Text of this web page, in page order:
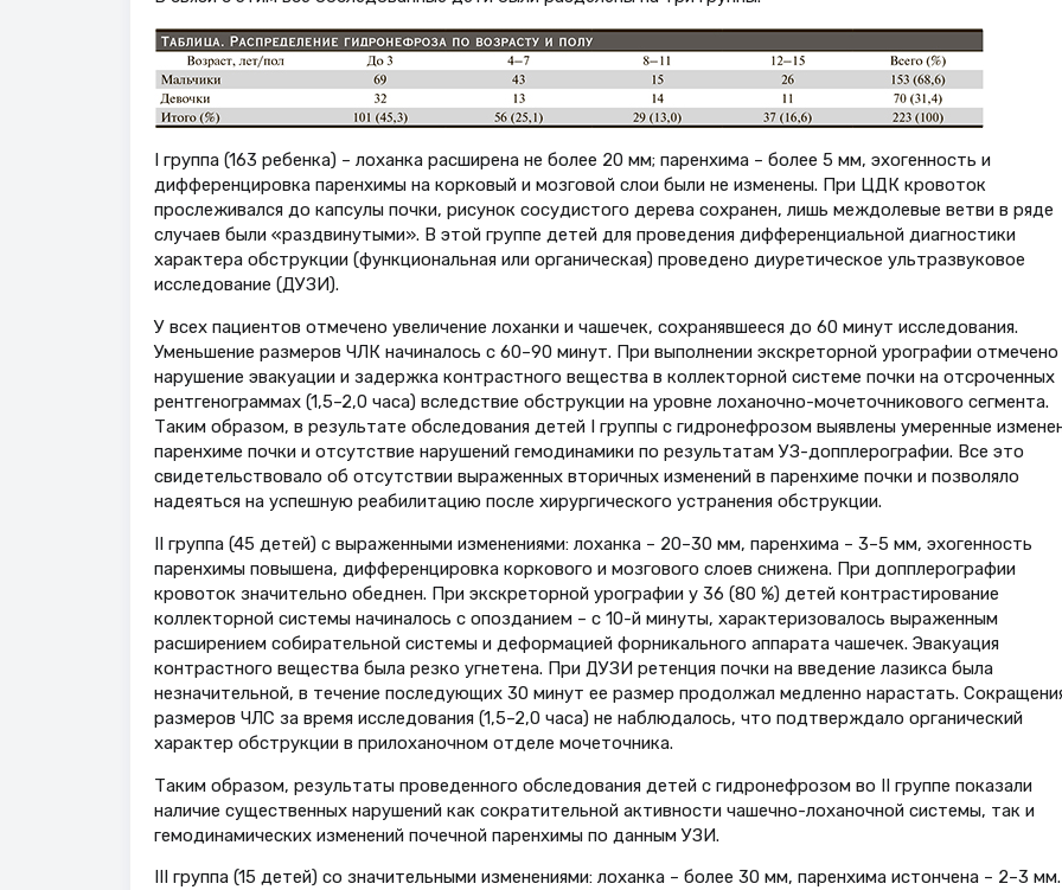
I группа (163 ребенка) – лоханка расширена не более 20 мм; паренхима – более 5 мм, эхогенность и
дифференцировка паренхимы на корковый и мозговой слои были не изменены. При ЦДК кровоток
прослеживался до капсулы почки, рисунок сосудистого дерева сохранен, лишь междолевые ветви в ряде
случаев были «раздвинутыми». В этой группе детей для проведения дифференциальной диагностики
характера обструкции (функциональная или органическая) проведено диуретическое ультразвуковое
исследование (ДУЗИ).
У всех пациентов отмечено увеличение лоханки и чашечек, сохранявшееся до 60 минут исследования.
Уменьшение размеров ЧЛК начиналось с 60–90 минут. При выполнении экскреторной урографии отмечено
нарушение эвакуации и задержка контрастного вещества в коллекторной системе почки на отсроченных
рентгенограммах (1,5–2,0 часа) вследствие обструкции на уровне лоханочно-мочеточникового сегмента.
Таким образом, в результате обследования детей I группы с гидронефрозом выявлены умеренные
паренхиме почки и отсутствие нарушений гемодинамики по результатам УЗ-допплерографии. Все это
свидетельствовало об отсутствии выраженных вторичных изменений в паренхиме почки и позволяло
надеяться на успешную реабилитацию после хирургического устранения обструкции.
II группа (45 детей) с выраженными изменениями: лоханка – 20–30 мм, паренхима – 3–5 мм, эхогенность
паренхимы повышена, дифференцировка коркового и мозгового слоев снижена. При допплерографии
кровоток значительно обеднен. При экскреторной урографии у 36 (80 %) детей контрастирование
коллекторной системы начиналось с опозданием – с 10-й минуты, характеризовалось выраженным
расширением собирательной системы и деформацией форникального аппарата чашечек. Эвакуация
контрастного вещества была резко угнетена. При ДУЗИ ретенция почки на введение лазикса была
незначительной, в течение последующих 30 минут ее размер продолжал медленно нарастать.
размеров ЧЛС за время исследования (1,5–2,0 часа) не наблюдалось, что подтверждало органический
характер обструкции в прилоханочном отделе мочеточника.
Таким образом, результаты проведенного обследования детей с гидронефрозом во II группе показали
наличие существенных нарушений как сократительной активности чашечно-лоханочной системы, так и
гемодинамических изменений почечной паренхимы по данным УЗИ.
III группа (15 детей) со значительными изменениями: лоханка – более 30 мм, паренхима истончена – 2–3 мм.